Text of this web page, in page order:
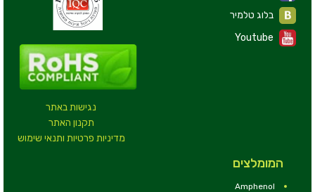
נגישות באתר
תקנון האתר
מדיניות פרטיות ותנאי שימוש
Youtube
המומלצים
Amphenol